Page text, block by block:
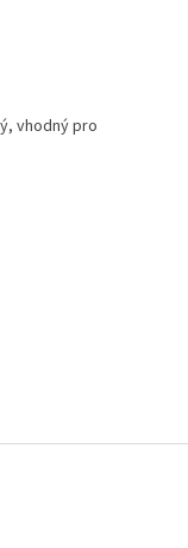
vhodný pro